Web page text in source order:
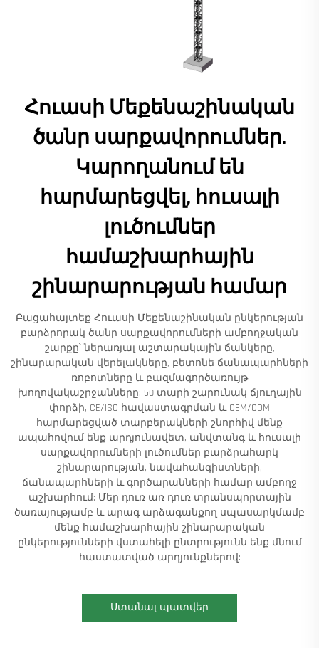
Հուասի Մեքենաշինական
ծանր սարքավորումներ.
Կարողանում են
հարմարեցվել, հուսալի
լուծումներ
համաշխարհային
շինարարության համար
Բացահայտեք Հուասի Մեքենաշինական ընկերության
բարձրորակ ծանր սարքավորումների ամբողջական
շարքը՝ ներառյալ աշտարակային ճանկերը,
շինարարական վերելակները, բետոնե ճանապարհների
ռոբոտները և բազմագործառույթ
խողովակաշրջանները: 50 տարի շարունակ ճյուղային
փորձի, CE/ISO հավաստագրման և OEM/ODM
հարմարեցված տարբերակների շնորհիվ մենք
ապահովում ենք արդյունավետ, անվտանգ և հուսալի
սարքավորումների լուծումներ բարձրահարկ
շինարարության, նավահանգիստների,
ճանապարհների և գործարանների համար ամբողջ
աշխարհում: Մեր դուռ առ դուռ տրանսպորտային
ծառայությամբ և արագ արձագանքող սպասարկմամբ
մենք համաշխարհային շինարարական
ընկերությունների վստահելի ընտրությունն ենք մնում
հաստատված արդյունքներով:
Ստանալ պատվեր